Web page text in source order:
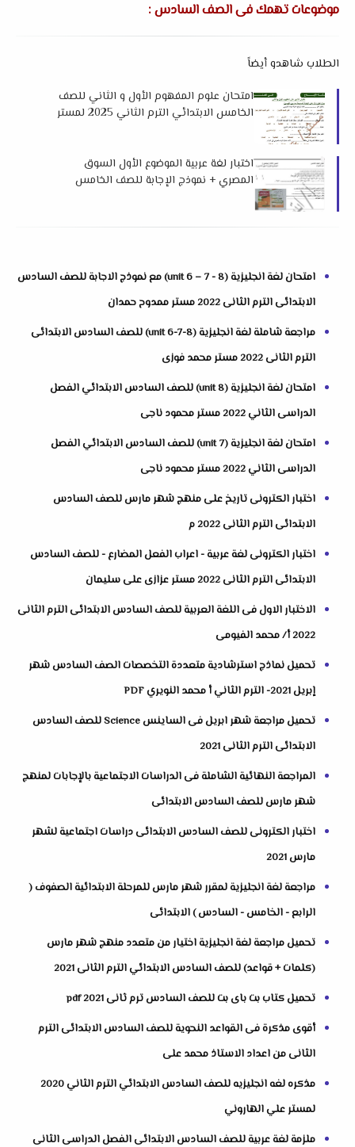
موضوعات تهمك فى الصف السادس :
الطلاب شاهدو أيضاً
امتحان علوم المفهوم الأول و الثاني للصف
الخامس الابتدائي الترم الثاني 2025 لمستر
اختبار لغة عربية الموضوع الأول السوق
المصري + نموذج الإجابة للصف الخامس
امتحان لغة انجليزية (unit 6 – 7 - 8) مع نموذج الاجابة للصف السادس
الابتدائى الترم الثانى 2022 مستر ممدوح حمدان
مراجعة شاملة لغة انجليزية (unit 6-7-8) للصف السادس الابتدائى
الترم الثانى 2022 مستر محمد فوزى
امتحان لغة انجليزية (unit 8) للصف السادس الابتدائي الفصل
الدراسى الثاني 2022 مستر محمود ناجى
امتحان لغة انجليزية (unit 7) للصف السادس الابتدائي الفصل
الدراسى الثاني 2022 مستر محمود ناجى
اختبار الكترونى تاريخ على منهج شهر مارس للصف السادس
الابتدائى الترم الثانى 2022 م
اختبار الكترونى لغة عربية - اعراب الفعل المضارع - للصف السادس
الابتدائى الترم الثانى 2022 مستر عزازى على سليمان
الاختبار الاول فى اللغة العربية للصف السادس الابتدائى الترم الثانى
2022 أ/ محمد الفيومى
تحميل نماذج استرشادية متعددة التخصصات الصف السادس شهر
إبريل 2021- الترم الثاني أ محمد النويري PDF
تحميل مراجعة شهر ابريل فى الساينس Science للصف السادس
الابتدائى الترم الثانى 2021
المراجعة النهائية الشاملة فى الدراسات الاجتماعية بالإجابات لمنهج
شهر مارس للصف السادس الابتدائى
اختبار الكترونى للصف السادس الابتدائى دراسات اجتماعية لشهر
مارس 2021
مراجعة لغة انجليزية لمقرر شهر مارس للمرحلة الابتدائية الصفوف (
الرابع - الخامس - السادس ) الابتدائى
تحميل مراجعة لغة انجليزية اختيار من متعدد منهج شهر مارس
(كلمات + قواعد) للصف السادس الابتدائي الترم الثانى 2021
تحميل كتاب بت باى بت للصف السادس ترم ثانى pdf 2021
أقوى مذكرة فى القواعد النحوية للصف السادس الابتدائى الترم
الثانى من اعداد الاستاذ محمد على
مذكره لغه انجليزيه للصف السادس الابتدائي الترم الثاني 2020
لمستر علي الهاروني
ملزمة لغة عربية للصف السادس الابتدائى الفصل الدراسى الثانى